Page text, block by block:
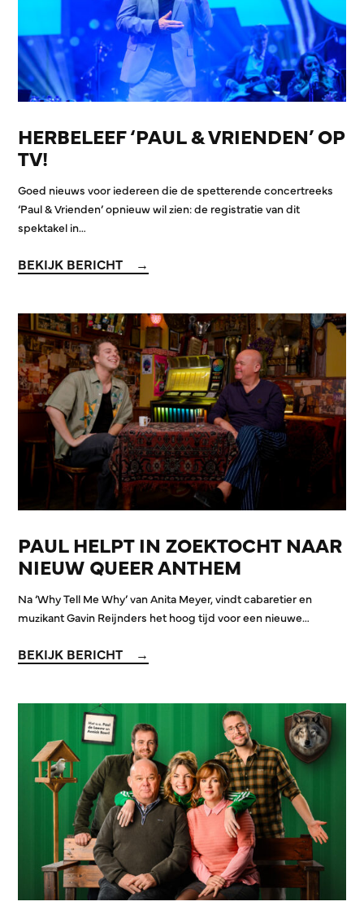
HERBELEEF ‘PAUL & VRIENDEN’ OP
TV!
Goed nieuws voor iedereen die de spetterende concertreeks
‘Paul & Vrienden’ opnieuw wil zien: de registratie van dit
spektakel in…
BEKIJK BERICHT
PAUL HELPT IN ZOEKTOCHT NAAR
NIEUW QUEER ANTHEM
Na ‘Why Tell Me Why’ van Anita Meyer, vindt cabaretier en
muzikant Gavin Reijnders het hoog tijd voor een nieuwe…
BEKIJK BERICHT